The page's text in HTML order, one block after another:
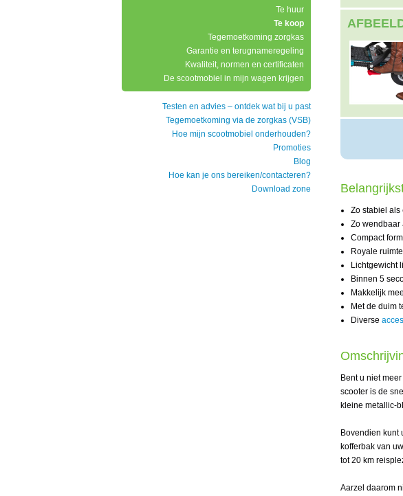
Te huur
Te koop
Tegemoetkoming zorgkas
Garantie en terugnameregeling
Kwaliteit, normen en certificaten
De scootmobiel in mijn wagen krijgen
Testen en advies – ontdek wat bij u past
Tegemoetkoming via de zorgkas (VSB)
Hoe mijn scootmobiel onderhouden?
Promoties
Blog
Hoe kan je ons bereiken/contacteren?
Download zone
Zo stabiel
Zo wendbaar
Compact
Royale
Lichtgewicht
Binnen 5
Makkelijk
Met de duim
Diverse
Bent u niet
scooter is de
kleine metallic-
Bovendien kunt
kofferbak van
tot 20 km
Aarzel daarom